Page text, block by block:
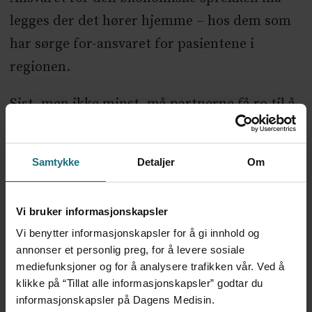
Samtykke Detaljer Om
Vi bruker informasjonskapsler
Vi benytter informasjonskapsler for å gi innhold og
annonser et personlig preg, for å levere sosiale
mediefunksjoner og for å analysere trafikken vår. Ved å
klikke på “Tillat alle informasjonskapsler” godtar du
informasjonskapsler på Dagens Medisin.
legges der det hører hjemme – hos dem som
har sørge for-ansvaret for pasientene i
regionen.
Sist, men ikke minst, må partnerne få ro til å
gjøre det som må til for å få kabalen til å gå
Helseplattformen
TRONDHEIM KOMMUNE
HELSEPLATTFORMEN
EN JOURNAL